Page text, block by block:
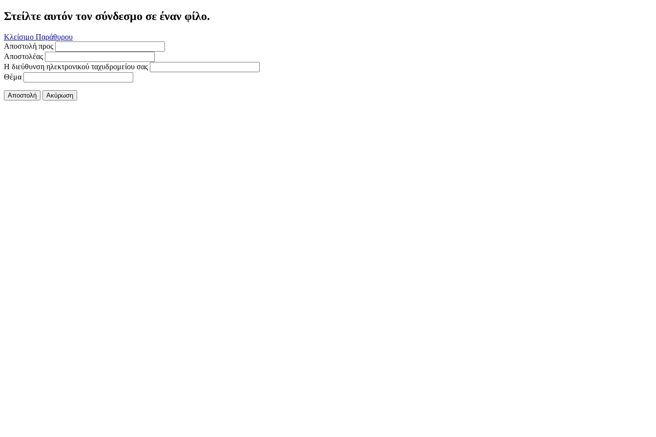
Στείλτε αυτόν τον σύνδεσμο σε έναν φίλο.
Κλείσιμο Παράθυρου
Αποστολή προς
Αποστολέας
Η διεύθυνση ηλεκτρονικού ταχυδρομείου σας
Θέμα
Αποστολή Ακύρωση